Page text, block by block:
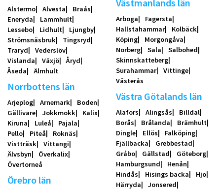
Alstermo Alvesta
Braås
Eneryda
Lammhult
Lessebo
Lidhult
Ljungby
Strömsnäsbruk
Tingsryd
Traryd
Vederslöv
Vislanda
Växjö
Åryd
Åseda
Älmhult
Norrbottens län
Arjeplog Arnemark
Boden
Gällivare
Jokkmokk
Kalix
Kiruna
Luleå
Pajala
Pello
Piteå
Roknäs
Vistträsk
Vittangi
Älvsbyn
Överkalix
Övertorneå
Örebro län
Västmanlands län
Arboga
Fagersta
Hallstahammar
Kolbäck
Köping
Morgongåva
Norberg
Sala
Salbohed
Skinnskatteberg
Surahammar
Vittinge
Västerås
Västra Götalands län
Alafors Alingsås
Billdal
Borås
Brålanda
Brämhult
Dingle
Ellös
Falköping
Fjällbacka
Grebbestad
Gråbo
Gällstad
Göteborg
Hamburgsund
Henån
Hindås
Hisings backa
Hjo
Härryda
Jonsered